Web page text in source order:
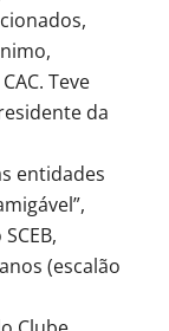
Teve
da
entidades
(escalão